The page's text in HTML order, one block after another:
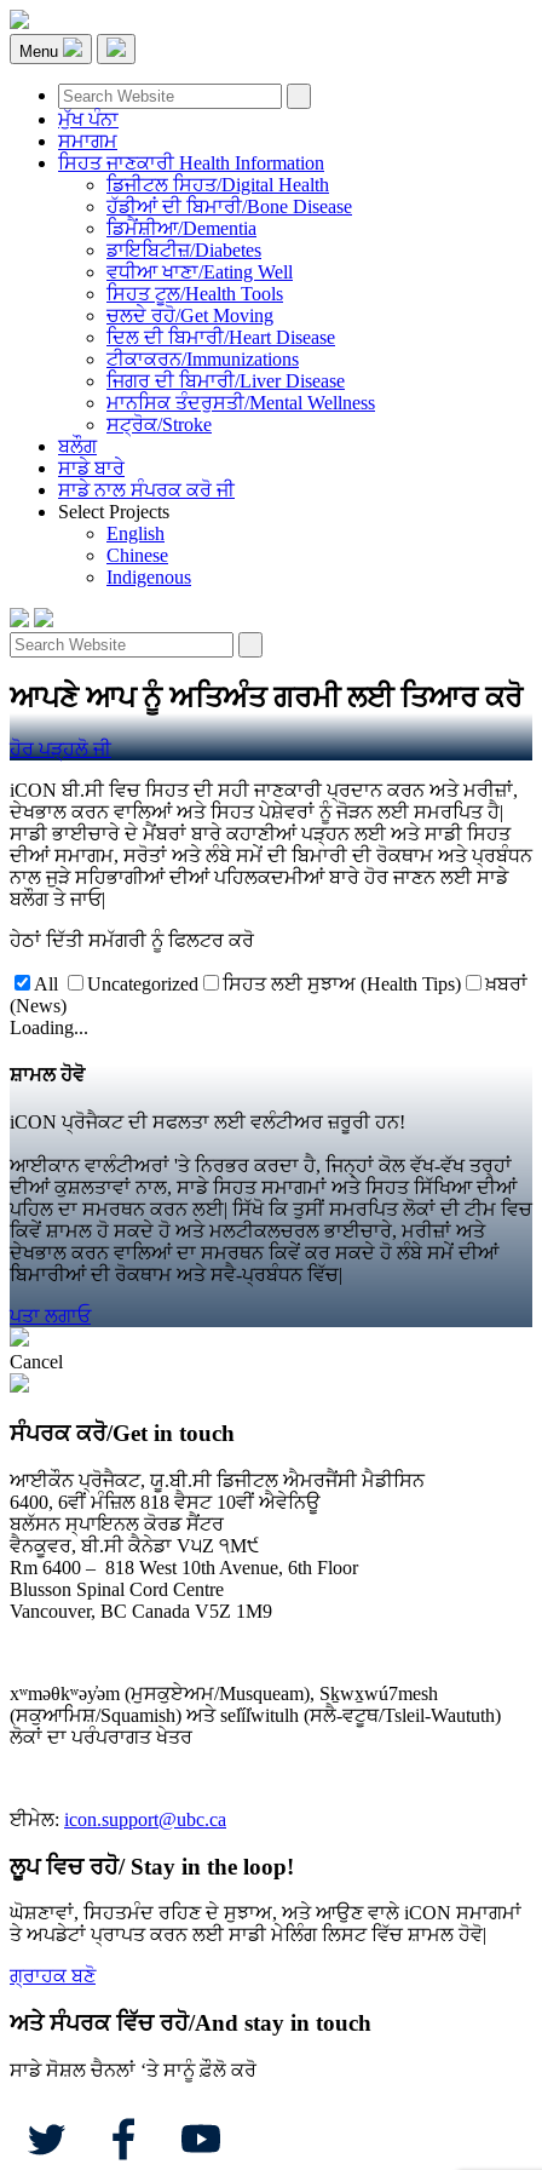
Menu
ਮੁੱਖ ਪੰਨਾ
ਸਮਾਗਮ
ਸਿਹਤ ਜਾਣਕਾਰੀ Health Information
ਡਿਜੀਟਲ ਸਿਹਤ/Digital Health
ਹੱਡੀਆਂ ਦੀ ਬਿਮਾਰੀ/Bone Disease
ਡਿਮੈਂਸ਼ੀਆ/Dementia
ਡਾਇਬਿਟੀਜ਼/Diabetes
ਵਧੀਆ ਖਾਣਾ/Eating Well
ਸਿਹਤ ਟੂਲ/Health Tools
ਚਲਦੇ ਰਹੋ/Get Moving
ਦਿਲ ਦੀ ਬਿਮਾਰੀ/Heart Disease
ਟੀਕਾਕਰਨ/Immunizations
ਜਿਗਰ ਦੀ ਬਿਮਾਰੀ/Liver Disease
ਮਾਨਸਿਕ ਤੰਦਰੁਸਤੀ/Mental Wellness
ਸਟ੍ਰੋਕ/Stroke
ਬਲੌਗ
ਸਾਡੇ ਬਾਰੇ
ਸਾਡੇ ਨਾਲ ਸੰਪਰਕ ਕਰੋ ਜੀ
Select Projects
English
Chinese
Indigenous
ਆਪਣੇ ਆਪ ਨੂੰ ਅਤਿਅੰਤ ਗਰਮੀ ਲਈ ਤਿਆਰ ਕਰੋ
ਹੋਰ ਪੜ੍ਹਲੋ ਜੀ
iCON ਬੀ.ਸੀ ਵਿਚ ਸਿਹਤ ਦੀ ਸਹੀ ਜਾਣਕਾਰੀ ਪ੍ਰਦਾਨ ਕਰਨ ਅਤੇ ਮਰੀਜ਼ਾਂ,
ਦੇਖਭਾਲ ਕਰਨ ਵਾਲਿਆਂ ਅਤੇ ਸਿਹਤ ਪੇਸ਼ੇਵਰਾਂ ਨੂੰ ਜੋੜਨ ਲਈ ਸਮਰਪਿਤ ਹੈ|
ਸਾਡੀ ਭਾਈਚਾਰੇ ਦੇ ਮੈਂਬਰਾਂ ਬਾਰੇ ਕਹਾਣੀਆਂ ਪੜ੍ਹਨ ਲਈ ਅਤੇ ਸਾਡੀ ਸਿਹਤ
ਦੀਆਂ ਸਮਾਗਮ, ਸਰੋਤਾਂ ਅਤੇ ਲੰਬੇ ਸਮੇਂ ਦੀ ਬਿਮਾਰੀ ਦੀ ਰੋਕਥਾਮ ਅਤੇ ਪ੍ਰਬੰਧਨ
ਨਾਲ ਜੁੜੇ ਸਹਿਭਾਗੀਆਂ ਦੀਆਂ ਪਹਿਲਕਦਮੀਆਂ ਬਾਰੇ ਹੋਰ ਜਾਣਨ ਲਈ ਸਾਡੇ
ਬਲੌਗ ਤੇ ਜਾਓ|
ਹੇਠਾਂ ਦਿੱਤੀ ਸਮੱਗਰੀ ਨੂੰ ਫਿਲਟਰ ਕਰੋ
All Uncategorized ਸਿਹਤ ਲਈ ਸੁਝਾਅ (Health Tips)
ਖ਼ਬਰਾਂ
(News)
Loading...
ਸ਼ਾਮਲ ਹੋਵੋ
iCON ਪ੍ਰੋਜੈਕਟ ਦੀ ਸਫਲਤਾ ਲਈ ਵਲੰਟੀਅਰ ਜ਼ਰੂਰੀ ਹਨ!
ਆਈਕਾਨ ਵਾਲੰਟੀਅਰਾਂ 'ਤੇ ਨਿਰਭਰ ਕਰਦਾ ਹੈ, ਜਿਨ੍ਹਾਂ ਕੋਲ ਵੱਖ-ਵੱਖ ਤਰ੍ਹਾਂ
ਦੀਆਂ ਕੁਸ਼ਲਤਾਵਾਂ ਨਾਲ, ਸਾਡੇ ਸਿਹਤ ਸਮਾਗਮਾਂ ਅਤੇ ਸਿਹਤ ਸਿੱਖਿਆ ਦੀਆਂ
ਪਹਿਲ ਦਾ ਸਮਰਥਨ ਕਰਨ ਲਈ| ਸਿੱਖੋ ਕਿ ਤੁਸੀਂ ਸਮਰਪਿਤ ਲੋਕਾਂ ਦੀ ਟੀਮ ਵਿਚ
ਕਿਵੇਂ ਸ਼ਾਮਲ ਹੋ ਸਕਦੇ ਹੋ ਅਤੇ ਮਲਟੀਕਲਚਰਲ ਭਾਈਚਾਰੇ, ਮਰੀਜ਼ਾਂ ਅਤੇ
ਦੇਖਭਾਲ ਕਰਨ ਵਾਲਿਆਂ ਦਾ ਸਮਰਥਨ ਕਿਵੇਂ ਕਰ ਸਕਦੇ ਹੋ ਲੰਬੇ ਸਮੇਂ ਦੀਆਂ
ਬਿਮਾਰੀਆਂ ਦੀ ਰੋਕਥਾਮ ਅਤੇ ਸਵੈ-ਪ੍ਰਬੰਧਨ ਵਿੱਚ|
ਪਤਾ ਲਗਾਓ
Cancel
ਸੰਪਰਕ ਕਰੋ/Get in touch
ਆਈਕੌਨ ਪ੍ਰੋਜੈਕਟ, ਯੂ.ਬੀ.ਸੀ ਡਿਜੀਟਲ ਐਮਰਜੈਂਸੀ ਮੈਡੀਸਿਨ
6400, 6ਵੀਂ ਮੰਜ਼ਿਲ 818 ਵੈਸਟ 10ਵੀਂ ਐਵੇਨਿਊ
ਬਲੱਸਨ ਸ੍ਪਾਇਨਲ ਕੋਰਡ ਸੈਂਟਰ
ਵੈਨਕੂਵਰ, ਬੀ.ਸੀ ਕੈਨੇਡਾ V੫Z ੧M੯
Rm 6400 – 818 West 10th Avenue, 6th Floor
Blusson Spinal Cord Centre
Vancouver, BC Canada V5Z 1M9
xʷməθkʷəy̓əm (ਮੁਸਕੁਏਅਮ/Musqueam), Sḵwx̱wú7mesh
(ਸਕੁਆਮਿਸ਼/Squamish) ਅਤੇ sel̓íl̓witulh (ਸਲੈ-ਵਟੂਥ/Tsleil-Waututh)
ਲੋਕਾਂ ਦਾ ਪਰੰਪਰਾਗਤ ਖੇਤਰ
ਈਮੇਲ: icon.support@ubc.ca
ਲੂਪ ਵਿਚ ਰਹੋ/ Stay in the loop!
ਘੋਸ਼ਣਾਵਾਂ, ਸਿਹਤਮੰਦ ਰਹਿਣ ਦੇ ਸੁਝਾਅ, ਅਤੇ ਆਉਣ ਵਾਲੇ iCON ਸਮਾਗਮਾਂ
ਤੇ ਅਪਡੇਟਾਂ ਪ੍ਰਾਪਤ ਕਰਨ ਲਈ ਸਾਡੀ ਮੇਲਿੰਗ ਲਿਸਟ ਵਿੱਚ ਸ਼ਾਮਲ ਹੋਵੋ|
ਗ੍ਰਾਹਕ ਬਣੋ
ਅਤੇ ਸੰਪਰਕ ਵਿੱਚ ਰਹੋ/And stay in touch
ਸਾਡੇ ਸੋਸ਼ਲ ਚੈਨਲਾਂ ‘ਤੇ ਸਾਨੂੰ ਫ਼ੌਲੋ ਕਰੋ